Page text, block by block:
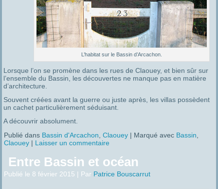
L’habitat sur le Bassin d’Arcachon.
Lorsque l’on se promène dans les rues de Claouey, et bien sûr sur
l’ensemble du Bassin, les découvertes ne manque pas en matière
d’architecture.
Souvent créées avant la guerre ou juste après, les villas possèdent
un cachet particulièrement séduisant.
A découvrir absolument.
Publié dans Bassin d'Arcachon,Claouey | Marqué avec Bassin,
Claouey | Laisser un commentaire
Entre Bassin et océan
Publié le 8 février 2015 | Par Patrice Bouscarrut